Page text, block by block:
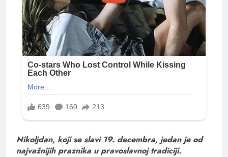
Nikoljdan, koji se slavi 19. decembra, jedan je od
najvažnijih praznika u pravoslavnoj tradiciji.